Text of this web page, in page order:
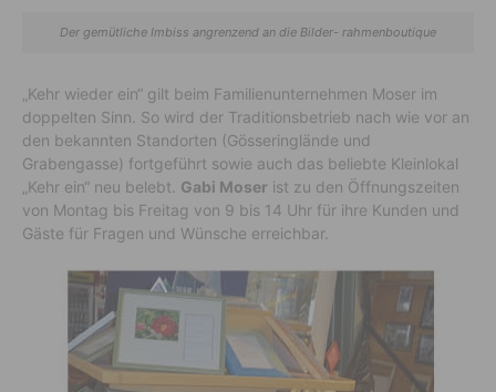
Der gemütliche Imbiss angrenzend an die Bilder- rahmenboutique
„Kehr wieder ein“ gilt beim Familienunternehmen Moser im
doppelten Sinn. So wird der Traditionsbetrieb nach wie vor an
den bekannten Standorten (Gösseringlände und
Grabengasse) fortgeführt sowie auch das beliebte Kleinlokal
„Kehr ein“ neu belebt. Gabi Moser ist zu den Öffnungszeiten
von Montag bis Freitag von 9 bis 14 Uhr für ihre Kunden und
Gäste für Fragen und Wünsche erreichbar.